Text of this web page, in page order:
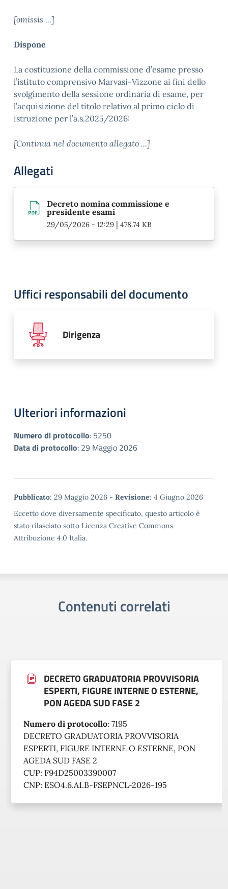
[omissis ...]
Dispone
La costituzione della commissione d’esame presso
l’istituto comprensivo Marvasi-Vizzone ai fini dello
svolgimento della sessione ordinaria di esame, per
l’acquisizione del titolo relativo al primo ciclo di
istruzione per l’a.s.2025/2026:
[Continua nel documento allegato ...]
Allegati
Decreto nomina commissione e
presidente esami
29/05/2026 - 12:29 | 478.74 KB
Uffici responsabili del documento
Dirigenza
Ulteriori informazioni
Numero di protocollo: 5250
Data di protocollo: 29 Maggio 2026
Metadata
Pubblicato: 29 Maggio 2026 - Revisione: 4 Giugno 2026
Eccetto dove diversamente specificato, questo articolo è
stato rilasciato sotto Licenza Creative Commons
Attribuzione 4.0 Italia.
Contenuti correlati
DECRETO GRADUATORIA PROVVISORIA
ESPERTI, FIGURE INTERNE O ESTERNE,
PON AGEDA SUD FASE 2
Numero di protocollo: 7195
DECRETO GRADUATORIA PROVVISORIA
ESPERTI, FIGURE INTERNE O ESTERNE, PON
AGEDA SUD FASE 2
CUP: F94D25003390007
CNP: ESO4.6.A1.B-FSEPNCL-2026-195